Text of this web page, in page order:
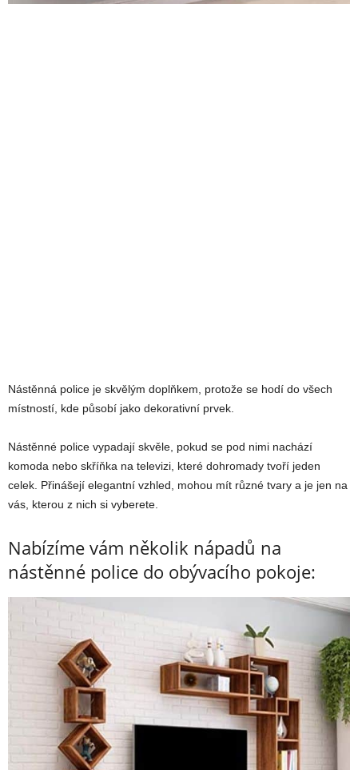
Nástěnná police je skvělým doplňkem, protože se hodí do všech
místností, kde působí jako dekorativní prvek.
Nástěnné police vypadají skvěle, pokud se pod nimi nachází
komoda nebo skříňka na televizi, které dohromady tvoří jeden
celek. Přinášejí elegantní vzhled, mohou mít různé tvary a je jen na
vás, kterou z nich si vyberete.
Nabízíme vám několik nápadů na
nástěnné police do obývacího pokoje: